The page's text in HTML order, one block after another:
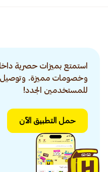
استمتع بميزات حصرية
وخصومات مميزة. وتوصيل
للمستخدمين الجدد!
حمل التطبيق الآن